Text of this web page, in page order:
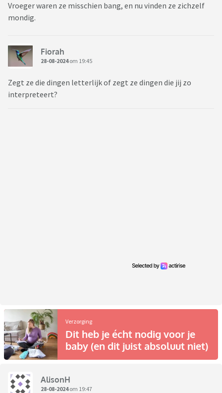
Vroeger waren ze misschien bang, en nu vinden ze zichzelf
mondig.
Fiorah
28-08-2024om 19:45
Zegt ze die dingen letterlijk of zegt ze dingen die jij zo
interpreteert?
Verzorging
Dit heb je écht nodig voor je
baby (en dit juist absoluut niet)
AlisonH
28-08-2024om 19:47